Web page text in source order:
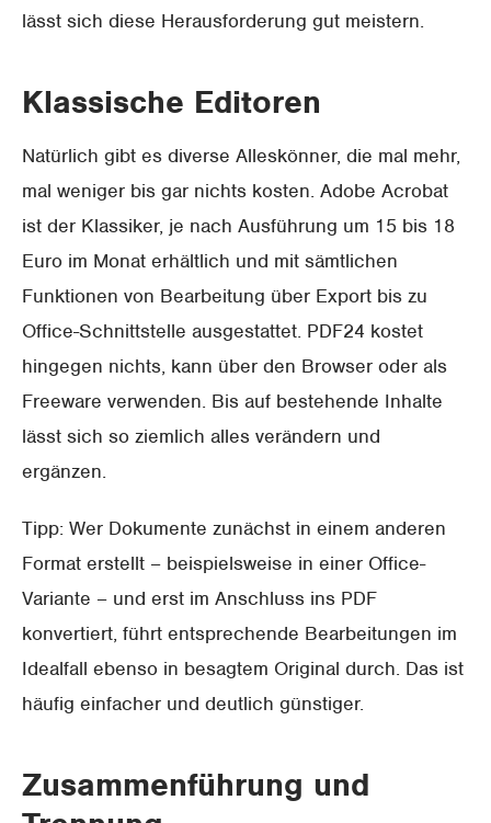
lässt sich diese Herausforderung gut meistern.
Klassische Editoren
Natürlich gibt es diverse Alleskönner, die mal mehr,
mal weniger bis gar nichts kosten. Adobe Acrobat
ist der Klassiker, je nach Ausführung um 15 bis 18
Euro im Monat erhältlich und mit sämtlichen
Funktionen von Bearbeitung über Export bis zu
Office-Schnittstelle ausgestattet. PDF24 kostet
hingegen nichts, kann über den Browser oder als
Freeware verwenden. Bis auf bestehende Inhalte
lässt sich so ziemlich alles verändern und
ergänzen.
Tipp: Wer Dokumente zunächst in einem anderen
Format erstellt – beispielsweise in einer Office-
Variante – und erst im Anschluss ins PDF
konvertiert, führt entsprechende Bearbeitungen im
Idealfall ebenso in besagtem Original durch. Das ist
häufig einfacher und deutlich günstiger.
Zusammenführung und